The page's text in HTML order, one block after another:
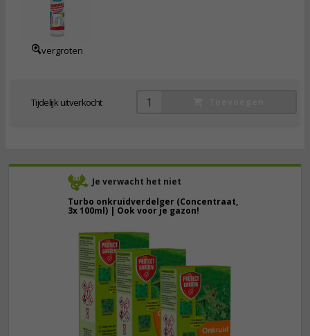
Je verwacht het niet
Turbo onkruidverdelger (Concentraat,
3x 100ml) | Ook voor je gazon!
vergroten
Tijdelijk uitverkocht